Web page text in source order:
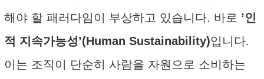
해야 할 패러다임이 부상하고 있습니다. 바로 ’인
적 지속가능성’(Human Sustainability)입니다.
이는 조직이 단순히 사람을 자원으로 소비하는